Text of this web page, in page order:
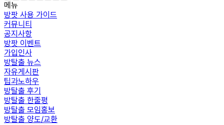
메뉴
방팟 사용 가이드
커뮤니티
공지사항
방팟 이벤트
가입인사
방탈출 뉴스
자유게시판
팁과노하우
방탈출 후기
방탈출 한줄평
방탈출 모임홍보
방탈출 양도/교환